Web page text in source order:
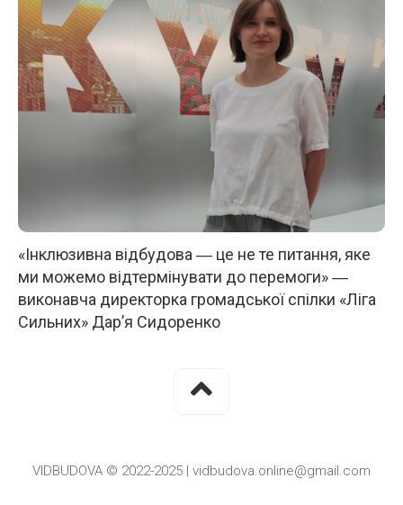
«Інклюзивна відбудова ― це не те питання, яке
ми можемо відтермінувати до перемоги» ―
виконавча директорка громадської спілки «Ліга
Сильних» Дар’я Сидоренко
VIDBUDOVA © 2022-2025 | vidbudova.online@gmail.com